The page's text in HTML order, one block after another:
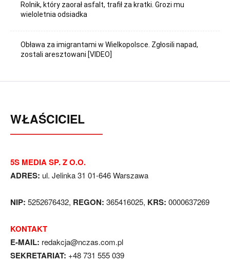
Rolnik, który zaorał asfalt, trafił za kratki. Grozi mu
wieloletnia odsiadka
Obława za imigrantami w Wielkopolsce. Zgłosili napad,
zostali aresztowani [VIDEO]
WŁAŚCICIEL
5S MEDIA SP. Z O.O.
ADRES: ul. Jelinka 31 01-646 Warszawa
NIP: 5252676432, REGON: 365416025, KRS: 0000637269
KONTAKT
E-MAIL: redakcja@nczas.com.pl
SEKRETARIAT: +48 731 555 039